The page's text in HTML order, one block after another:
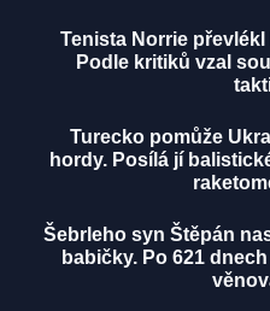
Tenista Norrie
Podle kritiků vzal
Turecko pomůže
hordy. Posílá jí
Šebrleho syn Štěpán
babičky. Po 621